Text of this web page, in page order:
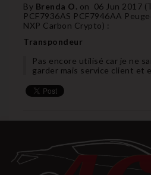
By Brenda O. on 06 Jun 2017 (
PCF7936AS PCF7946AA
NXP Carbon Crypto) :
Transpondeur
Pas encore utilisé car je ne
garder mais service client et